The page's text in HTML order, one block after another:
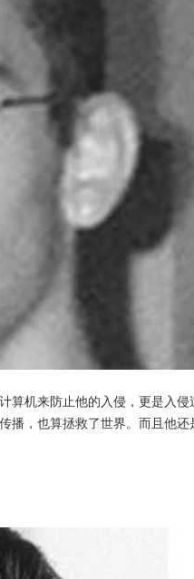
算机来防止他的入侵，更是入
播，也算拯救了世界。而且他还